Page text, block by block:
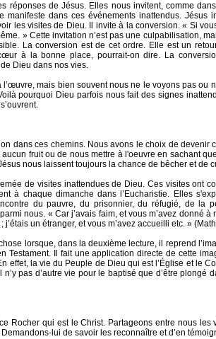
réponses de Jésus. Elles nous invitent, comme
manifeste dans ces événements inattendus. Jésus
les visites de Dieu.
Il invite à la conversion. « Si
» Cette invitation n’est pas une culpabilisation,
La conversion est de cet ordre. Elle est un
à la bonne place, pourrait-on dire. La
Dieu dans nos vies.
l’œuvre, mais bien souvent nous ne le voyons pas ou
pourquoi Dieu parfois nous fait des signes
dans ces chemins. Nous avons le choix de devenir
fruit ou de nous mettre à l'oeuvre en sachant
nous laissent toujours la chance de bêcher et de
de visites inattendues de Dieu. Ces visites ont
à chaque dimanche dans l’Eucharistie. Elles
du pauvre, du prisonnier, du réfugié, de la
nous. « Car j’avais faim, et vous m’avez donné à
j’étais un étranger, et vous m’avez accueilli etc. »
lorsque, dans la deuxième lecture, il reprend
Testament. Il fait une application directe de cette
effet, la vie du Peuple de Dieu qui est l’Église et le
n’y pas d’autre vie pour le baptisé que d’être plongé
Rocher qui est le Christ. Partageons entre nous les
lui de savoir les reconnaître et d’en